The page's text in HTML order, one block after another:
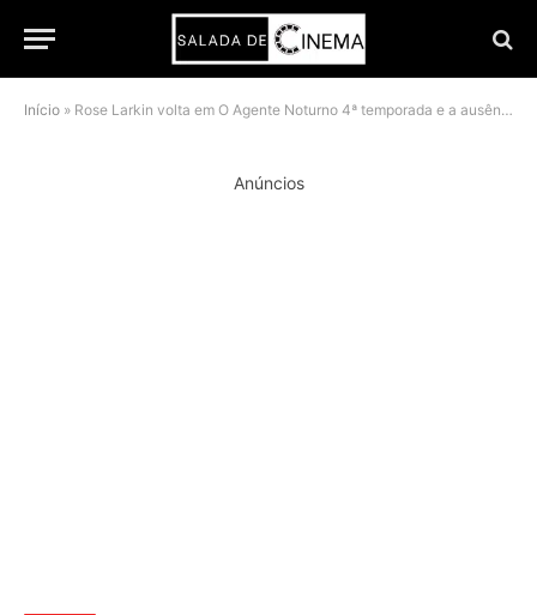
Início » Rose Larkin volta em O Agente Noturno 4ª temporada e a ausência dela pesou mais do que parecia
Anúncios